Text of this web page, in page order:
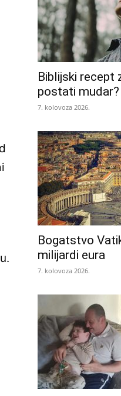
Biblijski recept
postati mudar?
7. kolovoza 2026.
Bogatstvo
milijardi eura
7. kolovoza 2026.